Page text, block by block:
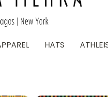
HATS